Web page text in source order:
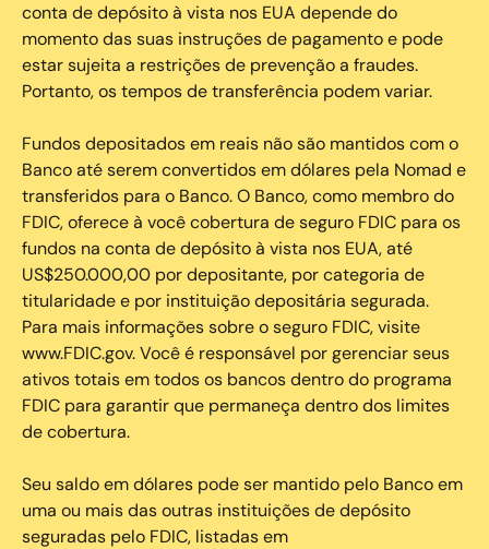
conta de depósito à vista nos EUA depende do
momento das suas instruções de pagamento e pode
estar sujeita a restrições de prevenção a fraudes.
Portanto, os tempos de transferência podem variar.
Fundos depositados em reais não são mantidos com o
Banco até serem convertidos em dólares pela Nomad e
transferidos para o Banco. O Banco, como membro do
FDIC, oferece à você cobertura de seguro FDIC para os
fundos na conta de depósito à vista nos EUA, até
US$250.000,00 por depositante, por categoria de
titularidade e por instituição depositária segurada.
Para mais informações sobre o seguro FDIC, visite
www.FDIC.gov. Você é responsável por gerenciar seus
ativos totais em todos os bancos dentro do programa
FDIC para garantir que permaneça dentro dos limites
de cobertura.
Seu saldo em dólares pode ser mantido pelo Banco em
uma ou mais das outras instituições de depósito
seguradas pelo FDIC, listadas em